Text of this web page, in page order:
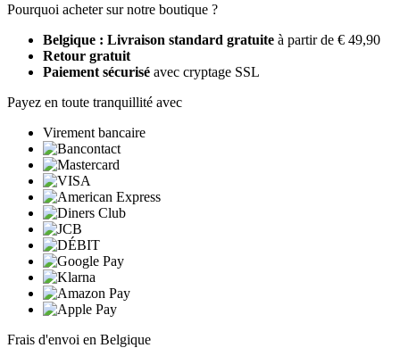
Pourquoi acheter sur notre boutique ?
Belgique : Livraison standard gratuite à partir de € 49,90
Retour gratuit
Paiement sécurisé avec cryptage SSL
Payez en toute tranquillité avec
Virement bancaire
Frais d'envoi en Belgique